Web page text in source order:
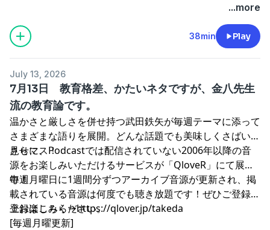
...more
38min Play
July 13, 2026
7月13日 教育格差、かたいネタですが、金八先生
流の教育論です。
温かさと厳しさを併せ持つ武田鉄矢が毎週テーマに添って
さまざまな語りを展開。どんな話題でも美味しくさばいて
見せマス！
さらに、Podcastでは配信されていない2006年以降の音
源をお楽しみいただけるサービスが「QloveR」にて展開
中！
毎週月曜日に1週間分ずつアーカイブ音源が更新され、掲
載されている音源は何度でも聴き放題です！ぜひご登録の
上お楽しみください。
登録はこちら→⁠⁠⁠⁠⁠⁠⁠⁠⁠⁠⁠⁠⁠⁠⁠⁠⁠⁠⁠⁠⁠⁠⁠⁠⁠⁠⁠⁠https://qlover.jp/takeda⁠⁠⁠⁠⁠⁠⁠⁠⁠⁠⁠⁠⁠⁠⁠⁠⁠⁠⁠⁠⁠⁠⁠⁠⁠⁠⁠⁠
[毎週月曜更新]